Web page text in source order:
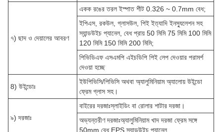
৭) ছাদ ও দেয়ালের আবরণ
একক রঙের তরল ইস্পাত শীট 0.326 ~ 0.7mm বেধ;
ইপিএস, রকউল, গ্লাসউল, পিই ইত্যাদি ইনস্যুলেশন সহ
স্যান্ডউইচ প্যানেল, বেধ প্রায় 50 মিমি 75 মিমি 100 মিমি
120 মিমি 150 মিমি 200 মিমি;
পিভিডিএফ এসএমপি এইচডিপি পিই লেপ দেওয়ার পরামর্শ
দেওয়া হচ্ছে
8) উইন্ডোঃ
ইউপিভিসি/পিভিসি অথবা অ্যালুমিনিয়াম অ্যালোয় উইন্ডো
ফ্রেম গ্লাস সহ।
৯) দরজাঃ
বাইরের দরজাঃস্লাইডিং বা রোলার শাটার দরজা।
অভ্যন্তরীণ দরজাঃঅ্যালুমিনিয়াম খাদ দরজা ফ্রেম সঙ্গে
50mm বেধ EPS স্যান্ডউইচ প্যানেল